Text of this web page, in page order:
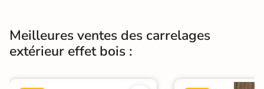
Type de pose Pose collée
Catégories
Meilleures ventes des carrelages
extérieur effet bois :